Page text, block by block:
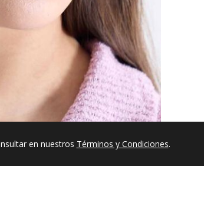
en nuestros Términos y Condiciones.